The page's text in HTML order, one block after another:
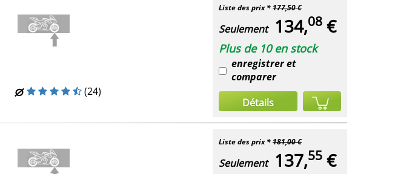
(24)
Liste des prix *177,50 €
Seulement 134,08 €
Plus de 10 en stock
enregistrer et
comparer
Détails
Liste des prix *181,00 €
Seulement 137,55 €